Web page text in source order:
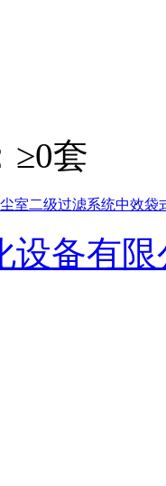
≥0套
室二级过滤系统中效袋
设备有